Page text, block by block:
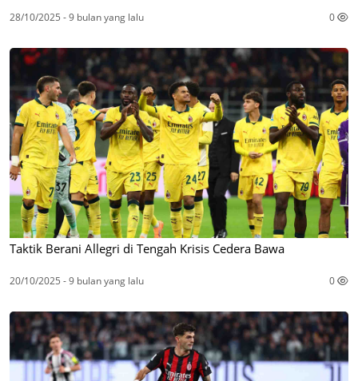
28/10/2025 - 9 bulan yang lalu 0
Taktik Berani Allegri di Tengah Krisis Cedera Bawa
20/10/2025 - 9 bulan yang lalu 0